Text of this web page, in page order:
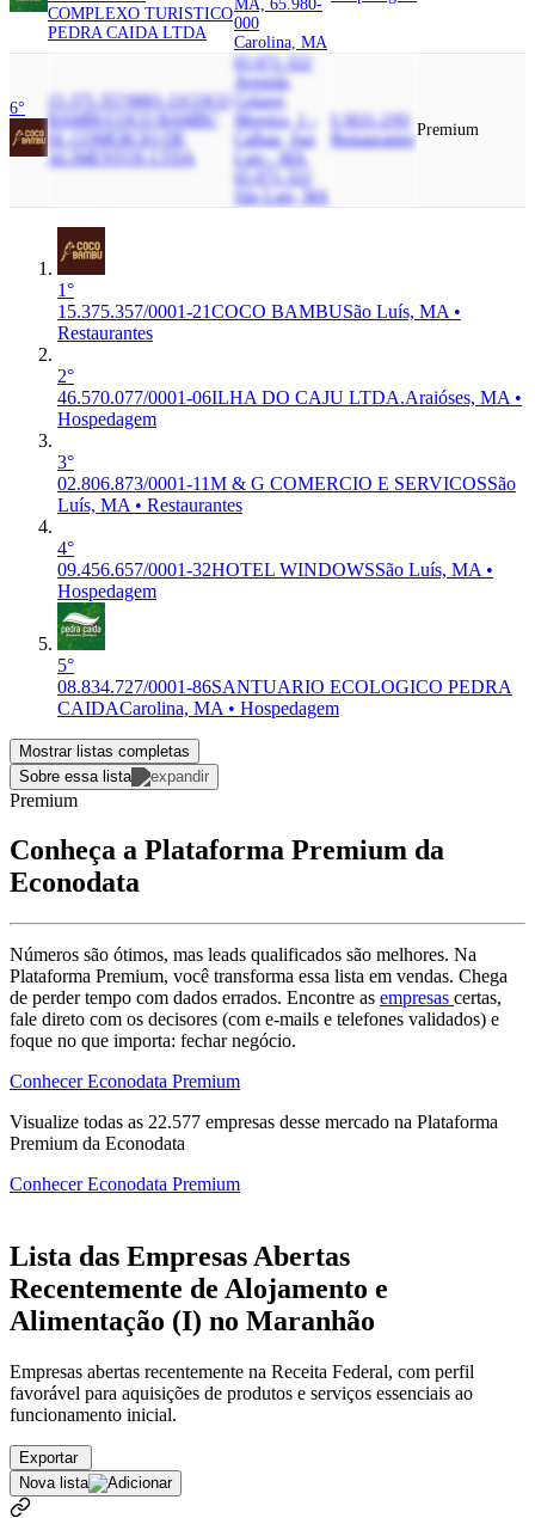
COMPLEXO TURISTICO
PEDRA CAIDA LTDA
MA, 65.980-
000
Carolina, MA
6° 15.375.357/0001-21COCO
BAMBU
COCO BAMBU
SL COMERCIO DE
ALIMENTOS LTDA
65.071-322
Avenida
Colares
Moreira, 1 -
Calhau, Sao
Luis - MA,
65.071-322
São Luís, MA
I-5611-2/01
Restaurantes
Premium
1°
15.375.357/0001-21COCO BAMBUSão Luís, MA •
Restaurantes
2°
46.570.077/0001-06ILHA DO CAJU LTDA.Araióses, MA •
Hospedagem
3°
02.806.873/0001-11M & G COMERCIO E SERVICOSSão
Luís, MA • Restaurantes
4°
09.456.657/0001-32HOTEL WINDOWSSão Luís, MA •
Hospedagem
5°
08.834.727/0001-86SANTUARIO ECOLOGICO PEDRA
CAIDACarolina, MA • Hospedagem
Mostrar listas completas
Sobre essa lista
Premium
Conheça a Plataforma Premium da
Econodata
Números são ótimos, mas leads qualificados são melhores. Na
Plataforma Premium, você transforma essa lista em vendas. Chega
de perder tempo com dados errados. Encontre as empresas certas,
fale direto com os decisores (com e-mails e telefones validados) e
foque no que importa: fechar negócio.
Conhecer Econodata Premium
Visualize todas as 22.577 empresas desse mercado na Plataforma
Premium da Econodata
Conhecer Econodata Premium
Lista das Empresas Abertas
Recentemente de Alojamento e
Alimentação (I) no Maranhão
Empresas abertas recentemente na Receita Federal, com perfil
favorável para aquisições de produtos e serviços essenciais ao
funcionamento inicial.
Exportar
Nova lista